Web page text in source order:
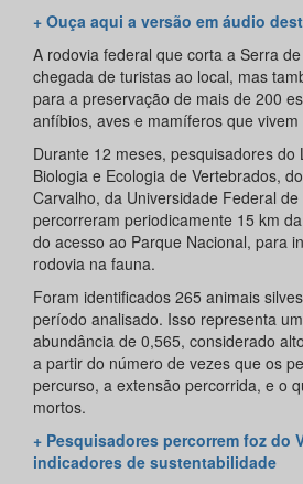
+ Ouça aqui a versão em áudio
A rodovia federal que corta a Serra
chegada de turistas ao local, mas
para a preservação de mais de 200
anfíbios, aves e mamíferos que vivem
Durante 12 meses, pesquisadores do
Biologia e Ecologia de Vertebrados,
Carvalho, da Universidade Federal
percorreram periodicamente 15 km
do acesso ao Parque Nacional, para
rodovia na fauna.
Foram identificados 265 animais
período analisado. Isso representa
abundância de 0,565, considerado
a partir do número de vezes que os
percurso, a extensão percorrida, e o
mortos.
+ Pesquisadores percorrem foz do
indicadores de sustentabilidade